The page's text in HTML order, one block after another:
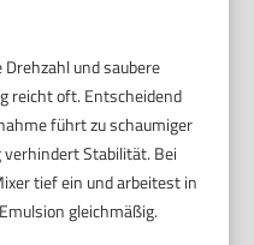
und saubere
reicht oft. Entscheidend
führt zu schaumiger
Stabilität. Bei
tief ein und arbeitest in
gleichmäßig.